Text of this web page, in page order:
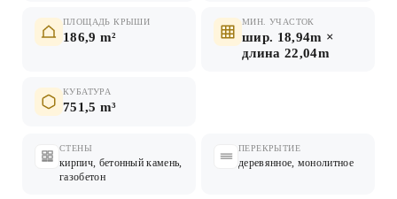
ПЛОЩАДЬ КРЫШИ
186,9 m²
МИН. УЧАСТОК
шир. 18,94m ×
длина 22,04m
КУБАТУРА
751,5 m³
СТЕНЫ
кирпич, бетонный камень,
газобетон
ПЕРЕКРЫТИЕ
деревянное, монолитное